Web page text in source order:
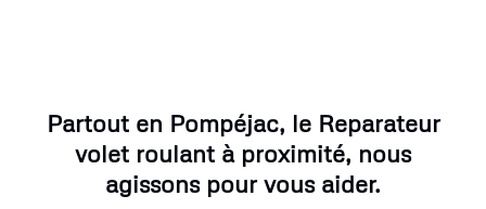
Partout en Pompéjac, le Reparateur
volet roulant à proximité, nous
agissons pour vous aider.